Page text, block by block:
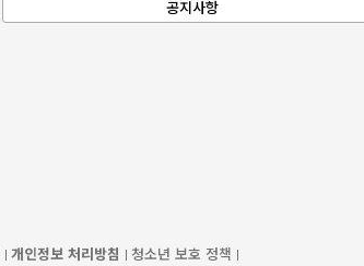
공지사항
개인정보 처리방침 청소년 보호 정책